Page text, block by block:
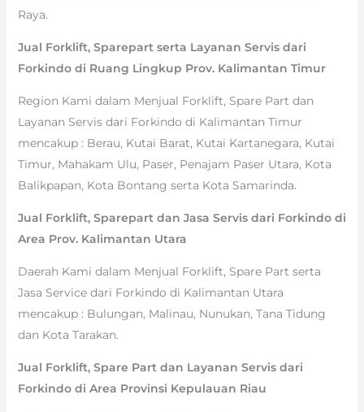
Raya.
Jual Forklift, Sparepart serta Layanan Servis dari
Forkindo di Ruang Lingkup Prov. Kalimantan Timur
Region Kami dalam Menjual Forklift, Spare Part dan
Layanan Servis dari Forkindo di Kalimantan Timur
mencakup : Berau, Kutai Barat, Kutai Kartanegara, Kutai
Timur, Mahakam Ulu, Paser, Penajam Paser Utara, Kota
Balikpapan, Kota Bontang serta Kota Samarinda.
Jual Forklift, Sparepart dan Jasa Servis dari Forkindo di
Area Prov. Kalimantan Utara
Daerah Kami dalam Menjual Forklift, Spare Part serta
Jasa Service dari Forkindo di Kalimantan Utara
mencakup : Bulungan, Malinau, Nunukan, Tana Tidung
dan Kota Tarakan.
Jual Forklift, Spare Part dan Layanan Servis dari
Forkindo di Area Provinsi Kepulauan Riau